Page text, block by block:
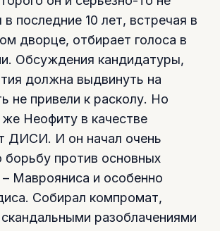
последние 10 лет, встречая в
дворце, отбирает голоса в
Обсуждения кандидатуры,
должна выдвинуть на
не привели к расколу. Но
Неофиту в качестве
ДИСИ. И он начал очень
борьбу против основных
– Маврояниса и особенно
Собирал компромат,
разоблачениями